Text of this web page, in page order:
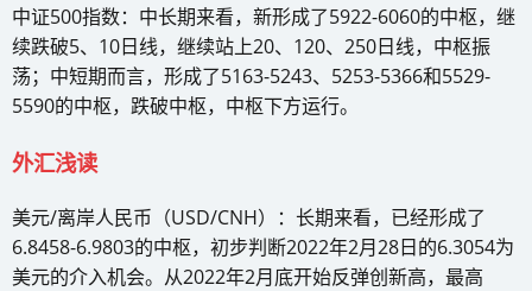
中证500指数：中长期来看，新形成了5922-6060的中枢，继
续跌破5、10日线，继续站上20、120、250日线，中枢振
荡；中短期而言，形成了5163-5243、5253-5366和5529-
5590的中枢，跌破中枢，中枢下方运行。
外汇浅读
美元/离岸人民币（USD/CNH）：长期来看，已经形成了
6.8458-6.9803的中枢，初步判断2022年2月28日的6.3054为
美元的介入机会。从2022年2月底开始反弹创新高，最高